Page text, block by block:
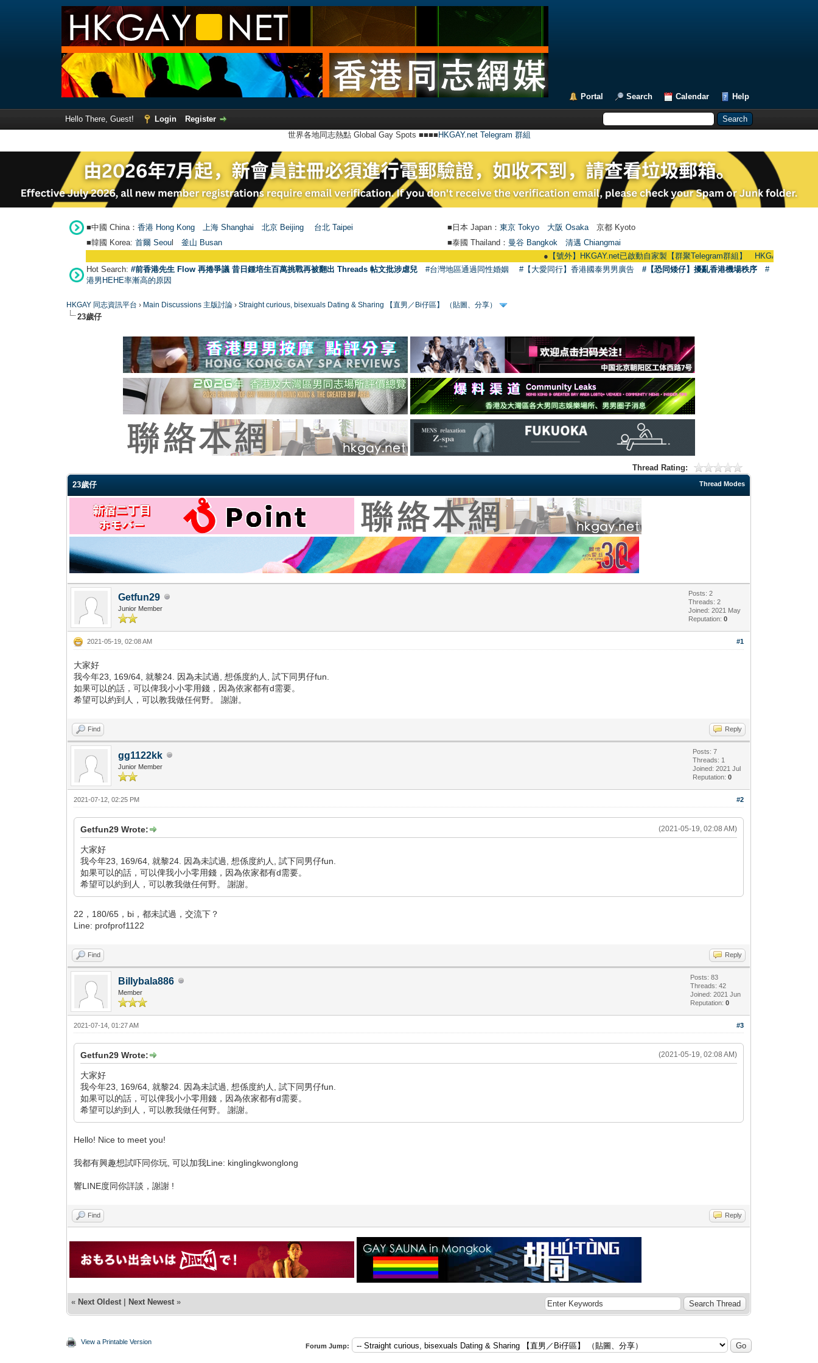
Portal Search Calendar Help
Hello There, Guest! Login
Register
世界各地同志熱點 Global Gay Spots ■■■■ HKGAY.net Telegram 群組
■中國 China： 香港 Hong Kong 上海 Shanghai 北京 Beijing 台北 Taipei ■日本 Japan： 東京 Tokyo 大阪 Osaka 京都 Kyoto
■韓國 Korea: 首爾 Seou 釜山 Busan ■泰國 Thailand： 曼谷 Bangkok
清邁 Chiangmai
【號外】HKGAY.net已啟動自家製【群聚Telegram群組】 HKGAY.net has
Hot Search: #前香港先生 Flow 再捲爭議 昔日鍾培生百萬挑戰再被翻出 Threads 帖文批涉虐兒 #台灣地區通過同性婚姻 #【大愛同行】香港國泰男男廣告 #【恐同矮仔】擾亂香港機場秩序
#
港男HEHE率漸高的原因
HKGAY 同志資訊平台 › Main Discussions 主版討論 ›Straight curious, bisexuals Dating & Sharing 【直男／Bi仔區】 （貼圖、分享）
23歲仔
Thread Rating:
Thread Modes
23歲仔
Getfun29
Junior Member
Posts: 2
Threads: 2
Joined: 2021 May
Reputation:0
#1
2021-05-19, 02:08 AM
大家好
我今年23, 169/64, 就黎24. 因為未試過, 想係度約人, 試下同男仔fun.
如果可以的話，可以俾我小小零用錢，因為依家都有d需要。
希望可以約到人，可以教我做任何野。 謝謝。
Find Reply
gg1122kk
Junior Member
Posts: 7
Threads: 1
Joined: 2021 Jul
Reputation:0
#2
2021-07-12, 02:25 PM
(2021-05-19, 02:08 AM)
Getfun29 Wrote:
大家好
我今年23, 169/64, 就黎24. 因為未試過, 想係度約人, 試下同男仔fun.
如果可以的話，可以俾我小小零用錢，因為依家都有d需要。
希望可以約到人，可以教我做任何野。 謝謝。
22，180/65，bi，都未試過，交流下？
Line: profprof1122
Find Reply
Billybala886
Member
Posts: 83
Threads: 42
Joined: 2021 Jun
Reputation:0
#3
2021-07-14, 01:27 AM
(2021-05-19, 02:08 AM)
Getfun29 Wrote:
大家好
我今年23, 169/64, 就黎24. 因為未試過, 想係度約人, 試下同男仔fun.
如果可以的話，可以俾我小小零用錢，因為依家都有d需要。
希望可以約到人，可以教我做任何野。 謝謝。
Hello! Nice to meet you!
我都有興趣想試吓同你玩, 可以加我Line: kinglingkwonglong
響LINE度同你詳談，謝謝 !
Find Reply
« Next Oldest | Next Newest »
View a Printable Version
Forum Jump: